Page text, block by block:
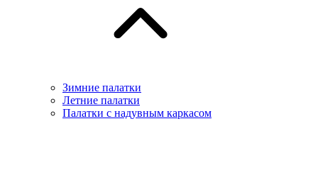
Зимние палатки
Летние палатки
Палатки с надувным каркасом